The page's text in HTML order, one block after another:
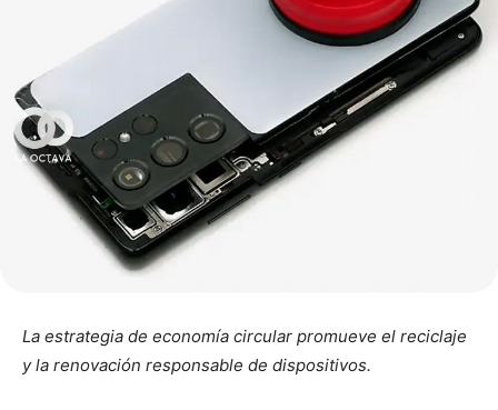
La estrategia de economía circular promueve el reciclaje
y la renovación responsable de dispositivos.